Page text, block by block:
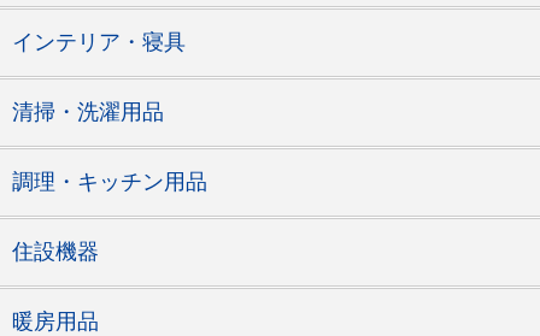
インテリア・寝具
清掃・洗濯用品
調理・キッチン用品
住設機器
暖房用品